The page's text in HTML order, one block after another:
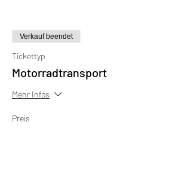
Verkauf beendet
Tickettyp
Motorradtransport
Mehr Infos
Preis